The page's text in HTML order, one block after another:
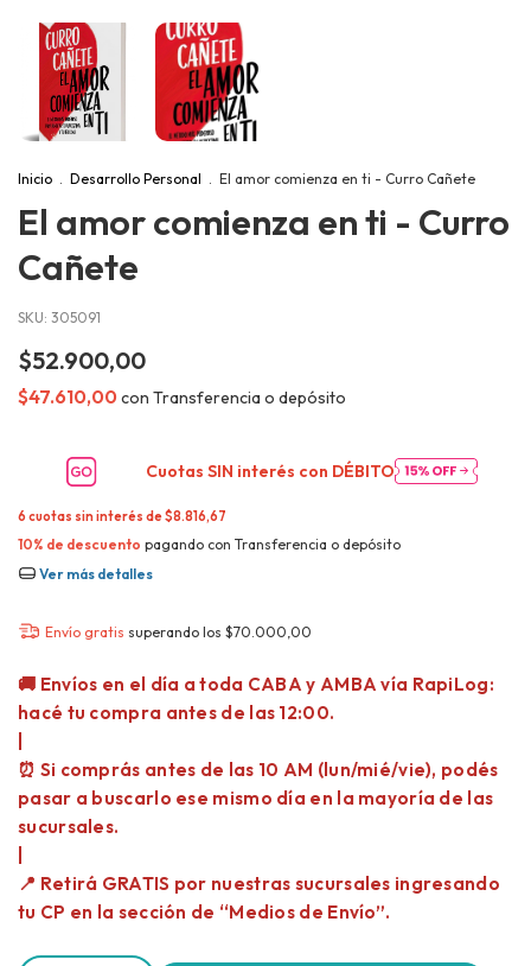
Inicio Desarrollo Personal El amor comienza en ti - Curro Cañete
El amor comienza en ti - Curro
Cañete
SKU: 305091
$52.900,00
$47.610,00 con Transferencia o depósito
Cuotas SIN interés con DÉBITO
6 cuotas sin interés de$8.816,67
10% de descuento pagando con Transferencia o depósito
Ver más detalles
Envío gratis superando los $70.000,00